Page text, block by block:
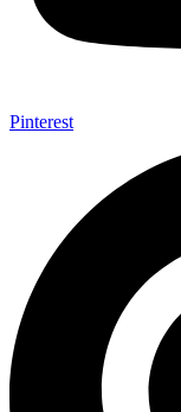
Pinterest